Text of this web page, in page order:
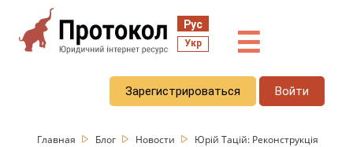
Рус
Укр ☰
Зарегистрироваться Войти
Главная Блог Новости
Юрій Тацій: Реконструкція